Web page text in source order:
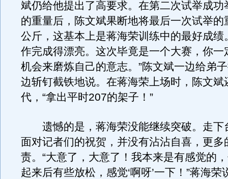
斌仍给他提出了高要求。在第二次试举成功
的重量后，陈文斌果断地将最后一次试举的
公斤，这基本上是蒋海荣训练中的最好成绩
作完成得漂亮。这次毕竟是一个大赛，你一
机会来磨炼自己的意志。”陈文斌一边给弟
边斩钉截铁地说。在蒋海荣上场时，陈文斌
代，“拿出平时207的架子！”
遗憾的是，蒋海荣没能继续突破。走下
面对记者们的祝贺，并没有沾沾自喜，更多
责。“大意了，大意了！我本来是有感觉的
起来后有些放松，感觉‘啊呀’一下！”蒋海荣